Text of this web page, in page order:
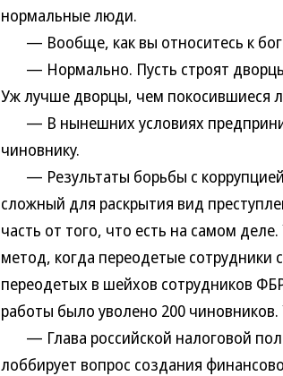
нормальные люди.
— Вообще, как вы относитесь к
— Нормально. Пусть строят дворцы
Уж лучше дворцы, чем покосившиеся
— В нынешних условиях
чиновнику.
— Результаты борьбы с
сложный для раскрытия вид
часть от того, что есть на самом
метод, когда переодетые сотрудники
переодетых в шейхов сотрудников
работы было уволено 200 чиновников.
— Глава российской налоговой
лоббирует вопрос создания